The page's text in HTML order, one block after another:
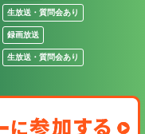
生放送・質問会あり
録画放送
生放送・質問会あり